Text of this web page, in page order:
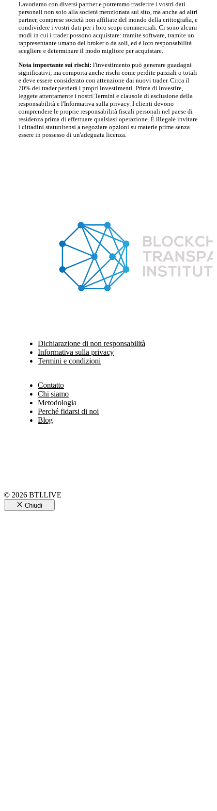
Lavoriamo con diversi partner e potremmo trasferire i vostri dati
personali non solo alla società menzionata sul sito, ma anche ad altri
partner, comprese società non affiliate del mondo della crittografia, e
condividere i vostri dati per i loro scopi commerciali. Ci sono alcuni
modi in cui i trader possono acquistare: tramite software, tramite un
rappresentante umano del broker o da soli, ed è loro responsabilità
scegliere e determinare il modo migliore per acquistare.
Nota importante sui rischi: l'investimento può generare guadagni
significativi, ma comporta anche rischi come perdite parziali o totali
e deve essere considerato con attenzione dai nuovi trader. Circa il
70% dei trader perderà i propri investimenti. Prima di investire,
leggete attentamente i nostri Termini e clausole di esclusione della
responsabilità e l'Informativa sulla privacy. I clienti devono
comprendere le proprie responsabilità fiscali personali nel paese di
residenza prima di effettuare qualsiasi operazione. È illegale invitare
i cittadini statunitensi a negoziare opzioni su materie prime senza
essere in possesso di un'adeguata licenza.
Dichiarazione di non responsabilità
Informativa sulla privacy
Termini e condizioni
Contatto
Chi siamo
Metodologia
Perché fidarsi di noi
Blog
© 2026 BTI.LIVE
Chiudi